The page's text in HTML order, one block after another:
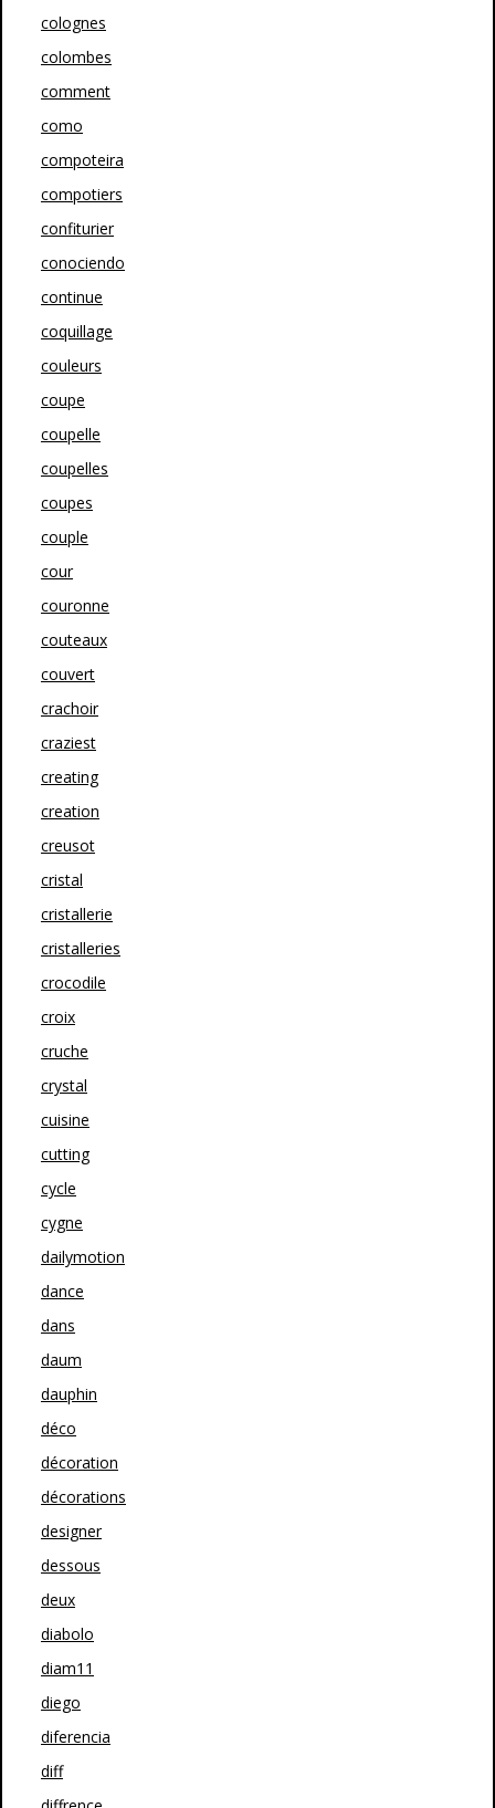
colognes
colombes
comment
como
compoteira
compotiers
confiturier
conociendo
continue
coquillage
couleurs
coupe
coupelle
coupelles
coupes
couple
cour
couronne
couteaux
couvert
crachoir
craziest
creating
creation
creusot
cristal
cristallerie
cristalleries
crocodile
croix
cruche
crystal
cuisine
cutting
cycle
cygne
dailymotion
dance
dans
daum
dauphin
déco
décoration
décorations
designer
dessous
deux
diabolo
diam11
diego
diferencia
diff